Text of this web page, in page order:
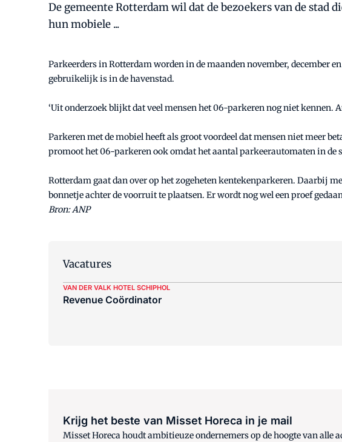
De gemeente Rotterdam wil dat de bezoekers van de stad
hun mobiele ...
Parkeerders in Rotterdam worden in de maanden november, december
gebruikelijk is in de havenstad.
‘Uit onderzoek blijkt dat veel mensen het 06-parkeren nog niet kennen.
Parkeren met de mobiel heeft als groot voordeel dat mensen niet meer
promoot het 06-parkeren ook omdat het aantal parkeerautomaten in de
Rotterdam gaat dan over op het zogeheten kentekenparkeren. Daarbij
bonnetje achter de voorruit te plaatsen. Er wordt nog wel een proef
Bron: ANP
Vacatures
VAN DER VALK HOTEL SCHIPHOL
Revenue Coördinator
Krijg het beste van Misset Horeca in je mail
Misset Horeca houdt ambitieuze ondernemers op de hoogte van